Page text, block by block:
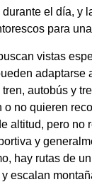
el día, y
para
vistas
autobús y
no quieren
altitud, pero no
y
hay rutas de
escalan